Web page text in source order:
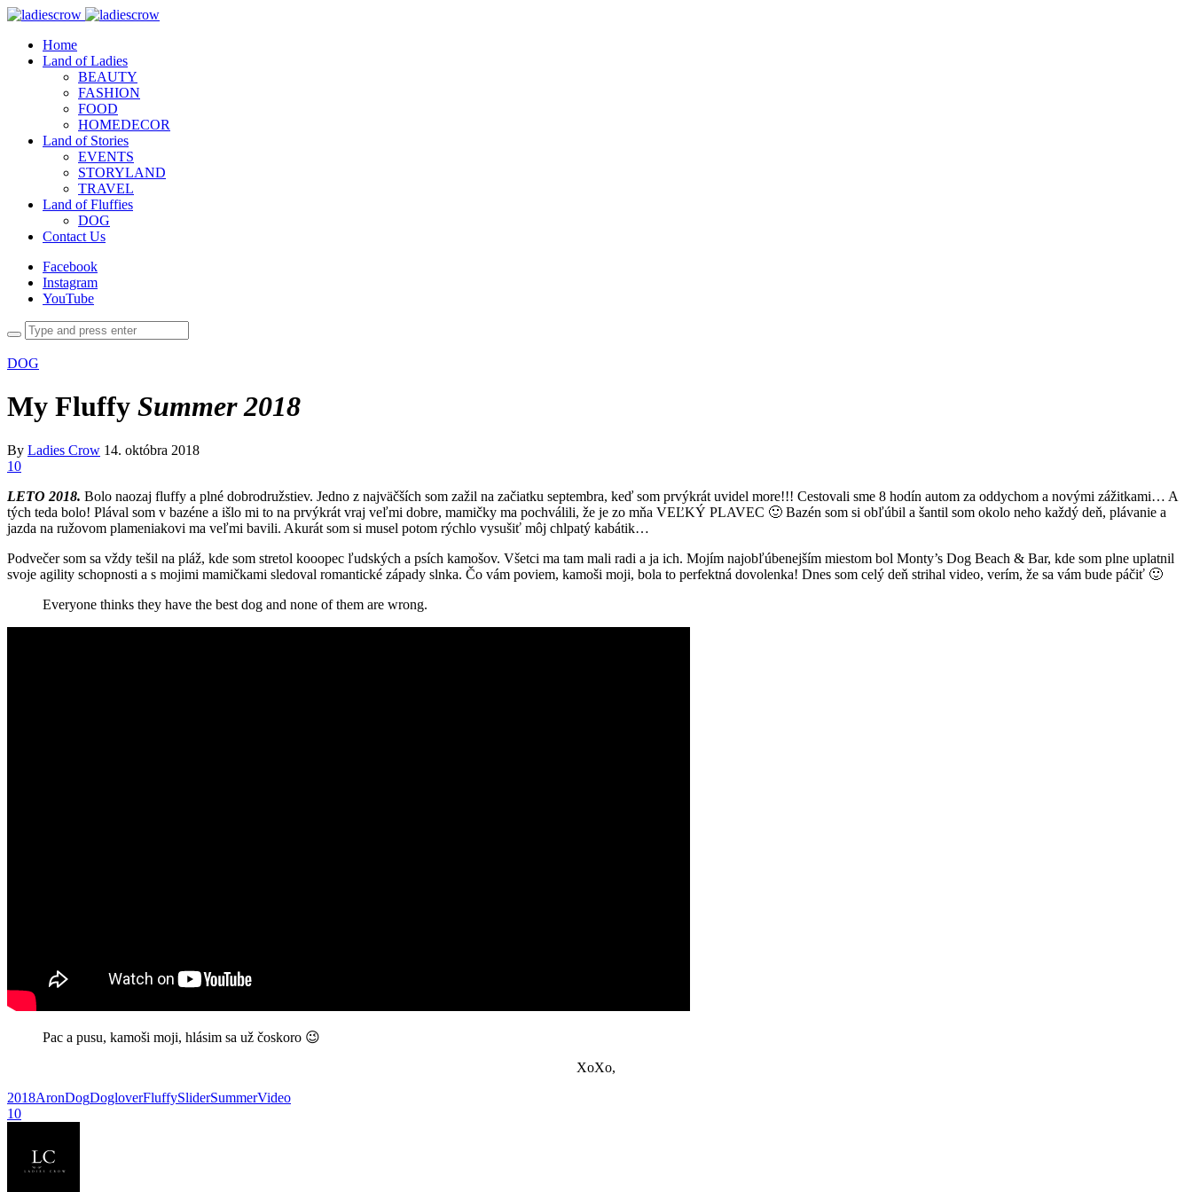
Home
Land of Ladies
BEAUTY
FASHION
FOOD
HOMEDECOR
Land of Stories
EVENTS
STORYLAND
TRAVEL
Land of Fluffies
DOG
Contact Us
Facebook
Instagram
YouTube
DOG
My Fluffy Summer 2018
By Ladies Crow 14. októbra 2018
10
LETO 2018. Bolo naozaj fluffy a plné dobrodružstiev. Jedno z najväčších som zažil na začiatku septembra, keď som prvýkrát uvidel more!!! Cestovali sme 8 hodín autom za oddychom a novými zážitkami… A
tých teda bolo! Plával som v bazéne a išlo mi to na prvýkrát vraj veľmi dobre, mamičky ma pochválili, že je zo mňa VEĽKÝ PLAVEC 🙂 Bazén som si obľúbil a šantil som okolo neho každý deň, plávanie a
jazda na ružovom plameniakovi ma veľmi bavili. Akurát som si musel potom rýchlo vysušiť môj chlpatý kabátik…
Podvečer som sa vždy tešil na pláž, kde som stretol kooopec ľudských a psích kamošov. Všetci ma tam mali radi a ja ich. Mojím najobľúbenejším miestom bol Monty’s Dog Beach & Bar, kde som plne uplatnil
svoje agility schopnosti a s mojimi mamičkami sledoval romantické západy slnka. Čo vám poviem, kamoši moji, bola to perfektná dovolenka! Dnes som celý deň strihal video, verím, že sa vám bude páčiť 🙂
Everyone thinks they have the best dog and none of them are wrong.
Pac a pusu, kamoši moji, hlásim sa už čoskoro 😉
XoXo,
2018AronDogDogloverFluffySliderSummerVideo
10